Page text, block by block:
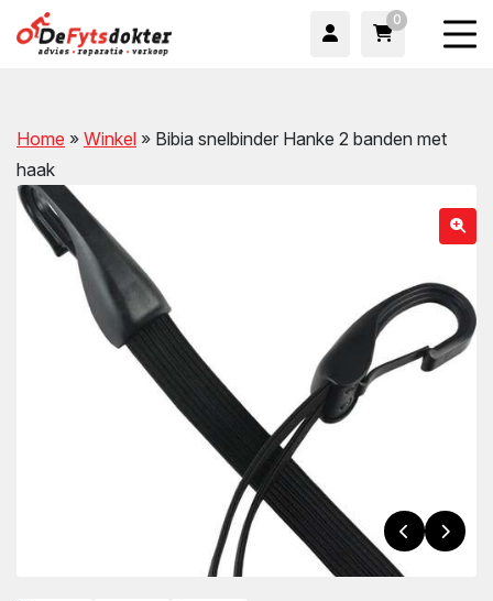
0
Home » Winkel » Bibia snelbinder Hanke 2 banden met
haak